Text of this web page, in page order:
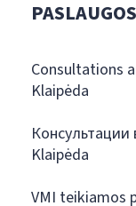
PASLAUGOS
Consultations
Klaipėda
Klaipėda
VMI teikiamos